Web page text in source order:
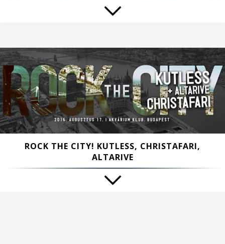
ROCK THE CITY! KUTLESS, CHRISTAFARI,
ALTARIVE